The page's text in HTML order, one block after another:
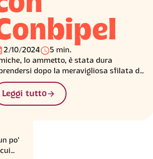
po'
2/10/2024󰅐5 min.
lo ammetto, è stata dura
dopo la meravigliosa sfilata di
di venerdì ma siamo qui apposta
voi e per raccontarvi qualcosa dei
look e delle scelte stilistiche dei
Leggi tutto󰁔